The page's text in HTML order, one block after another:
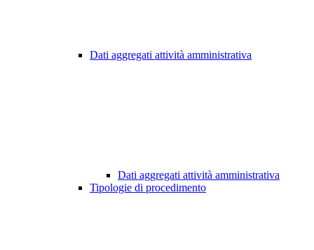
Dati aggregati attività amministrativa
Dati aggregati attività amministrativa
Tipologie di procedimento